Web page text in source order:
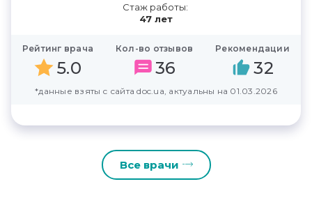
Стаж работы:
47 лет
Рейтинг врача
5.0
Кол-во отзывов
36
Рекомендации
32
*данные взяты с сайта doc.ua, актуальны на 01.03.2026
Все врачи